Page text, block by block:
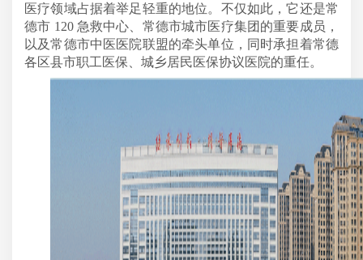
医疗领域占据着举足轻重的地位。不仅如此，它还是常
德市 120 急救中心、常德市城市医疗集团的重要成员，
以及常德市中医医院联盟的牵头单位，同时承担着常德
各区县市职工医保、城乡居民医保协议医院的重任。